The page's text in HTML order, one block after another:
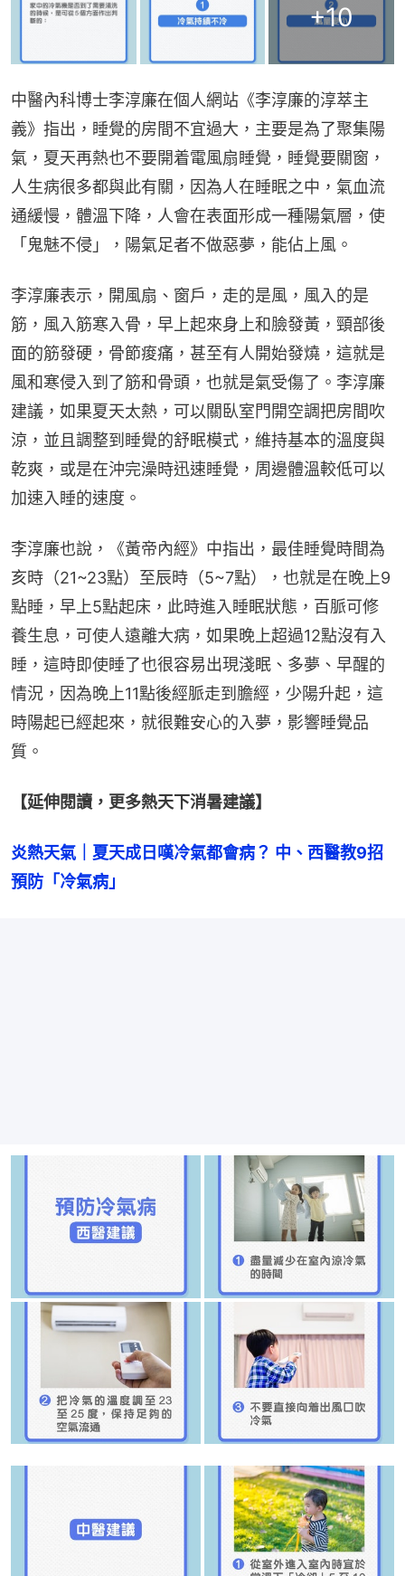
+10
中醫內科博士李淳廉在個人網站《李淳廉的淳萃主
義》指出，睡覺的房間不宜過大，主要是為了聚集陽
氣，夏天再熱也不要開着電風扇睡覺，睡覺要關窗，
人生病很多都與此有關，因為人在睡眠之中，氣血流
通緩慢，體溫下降，人會在表面形成一種陽氣層，使
「鬼魅不侵」，陽氣足者不做惡夢，能佔上風。
李淳廉表示，開風扇、窗戶，走的是風，風入的是
筋，風入筋寒入骨，早上起來身上和臉發黃，頸部後
面的筋發硬，骨節痠痛，甚至有人開始發燒，這就是
風和寒侵入到了筋和骨頭，也就是氣受傷了。李淳廉
建議，如果夏天太熱，可以關臥室門開空調把房間吹
涼，並且調整到睡覺的舒眠模式，維持基本的溫度與
乾爽，或是在沖完澡時迅速睡覺，周邊體溫較低可以
加速入睡的速度。
李淳廉也說，《黃帝內經》中指出，最佳睡覺時間為
亥時（21~23點）至辰時（5~7點），也就是在晚上9
點睡，早上5點起床，此時進入睡眠狀態，百脈可修
養生息，可使人遠離大病，如果晚上超過12點沒有入
睡，這時即使睡了也很容易出現淺眠、多夢、早醒的
情況，因為晚上11點後經脈走到膽經，少陽升起，這
時陽起已經起來，就很難安心的入夢，影響睡覺品
質。
【延伸閱讀，更多熱天下消暑建議】
炎熱天氣｜夏天成日嘆冷氣都會病？ 中、西醫教9招
預防「冷氣病」